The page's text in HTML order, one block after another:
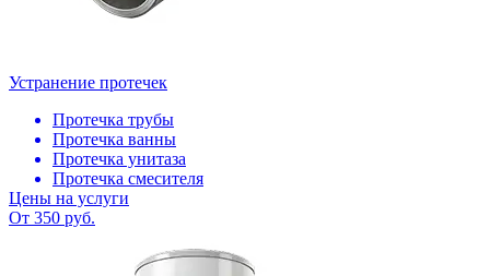
Устранение протечек
Протечка трубы
Протечка ванны
Протечка унитаза
Протечка смесителя
Цены на услуги
От 350 руб.